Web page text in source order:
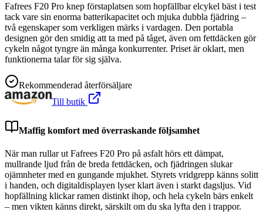
Fafrees F20 Pro knep förstaplatsen som hopfällbar elcykel bäst i test
tack vare sin enorma batterikapacitet och mjuka dubbla fjädring –
två egenskaper som verkligen märks i vardagen. Den portabla
designen gör den smidig att ta med på tåget, även om fettdäcken gör
cykeln något tyngre än många konkurrenter. Priset är oklart, men
funktionerna talar för sig själva.
Rekommenderad återförsäljare
Till butik
Maffig komfort med överraskande följsamhet
När man rullar ut Fafrees F20 Pro på asfalt hörs ett dämpat,
mullrande ljud från de breda fettdäcken, och fjädringen slukar
ojämnheter med en gungande mjukhet. Styrets vridgrepp känns solitt
i handen, och digitaldisplayen lyser klart även i starkt dagsljus. Vid
hopfällning klickar ramen distinkt ihop, och hela cykeln bärs enkelt
– men vikten känns direkt, särskilt om du ska lyfta den i trappor.